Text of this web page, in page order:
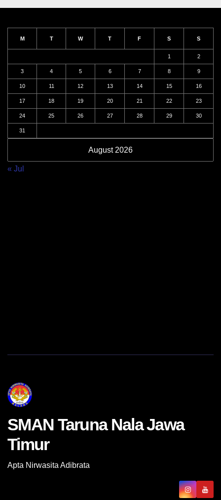
August 2026
M T W T F S S
1 2
3 4 5 6 7 8 9
10 11 12 13 14 15 16
17 18 19 20 21 22 23
24 25 26 27 28 29 30
31
« Jul
SMAN Taruna Nala Jawa
Timur
Apta Nirwasita Adibrata